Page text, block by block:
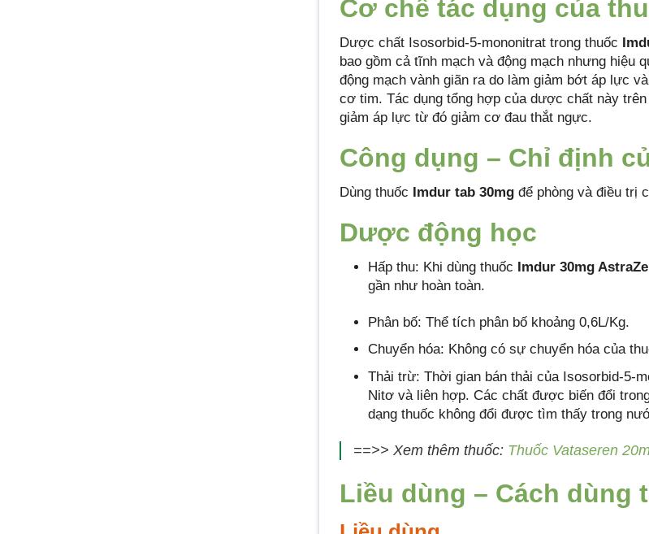
Cơ chế tác dụng của
Dược chất Isosorbid-5-mononitrat trong thuốc
bao gồm cả tĩnh mạch và động mạch nhưng hiệu
động mạch vành giãn ra do làm giảm bớt áp lực
cơ tim. Tác dụng tổng hợp của dược chất này
giảm áp lực từ đó giảm cơ đau thắt ngực.
Công dụng – Chỉ định
Dùng thuốc Imdur tab 30mg để phòng và điều trị
Dược động học
Hấp thu: Khi dùng thuốc Imdur 30mg
gần như hoàn toàn.
Phân bố: Thể tích phân bố khoảng 0,6L/Kg.
Chuyển hóa: Không có sự chuyển hóa của
Thải trừ: Thời gian bán thải của Isosorbid-5-
Nitơ và liên hợp. Các chất được biến đổi
dạng thuốc không đổi được tìm thấy trong
==>> Xem thêm thuốc: Thuốc Vataseren
Liều dùng – Cách dùng